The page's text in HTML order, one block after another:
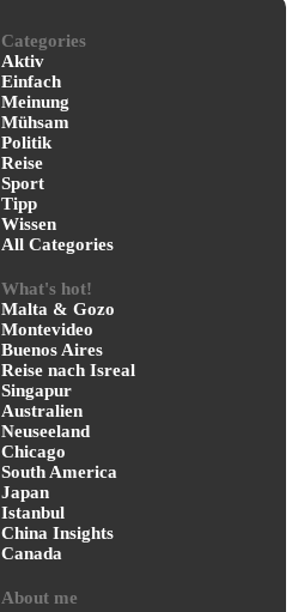
Categories
Aktiv
Einfach
Meinung
Mühsam
Politik
Reise
Sport
Tipp
Wissen
All Categories
What's hot!
Malta & Gozo
Montevideo
Buenos Aires
Reise nach Isreal
Singapur
Australien
Neuseeland
Chicago
South America
Japan
Istanbul
China Insights
Canada
About me